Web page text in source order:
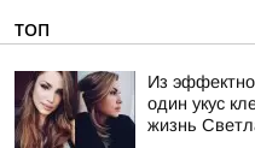
ТОП
Из
один укус
жизнь